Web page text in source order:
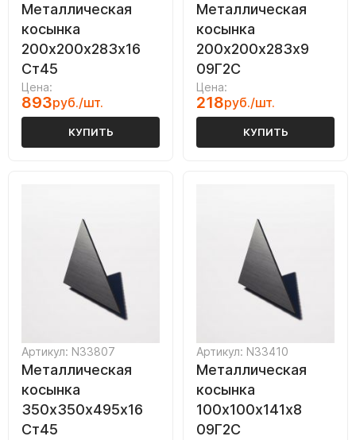
Металлическая
косынка
200х200х283х16
Ст45
Цена:
893руб./шт.
КУПИТЬ
Металлическая
косынка
200х200х283х9
09Г2С
Цена:
218руб./шт.
КУПИТЬ
Артикул: N33807
Металлическая
косынка
350х350х495х16
Ст45
Артикул: N33410
Металлическая
косынка
100х100х141х8
09Г2С